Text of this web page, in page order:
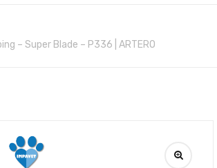
– Super Blade – P336 | ARTERO